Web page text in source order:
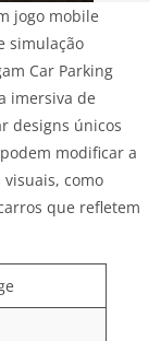
jogo mobile
simulação
Car Parking
imersiva de
designs únicos
modificar a
como
que refletem